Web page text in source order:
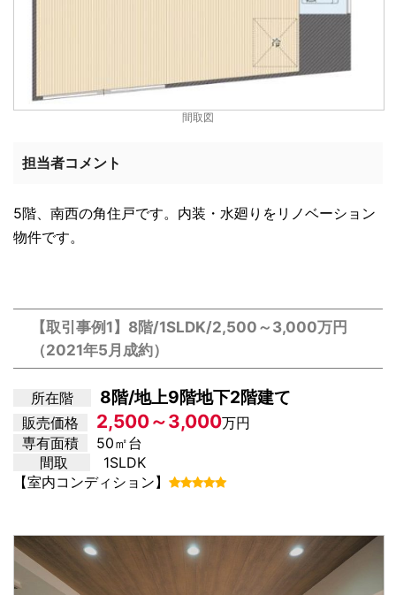
間取図
担当者コメント
5階、南西の角住戸です。内装・水廻りをリノベーション
物件です。
【取引事例1】8階/1SLDK/2,500～3,000万円
（2021年5月成約）
所在階 8階/地上9階地下2階建て
販売価格 2,500～3,000万円
専有面積
50㎡台
間取
1SLDK
【室内コンディション】